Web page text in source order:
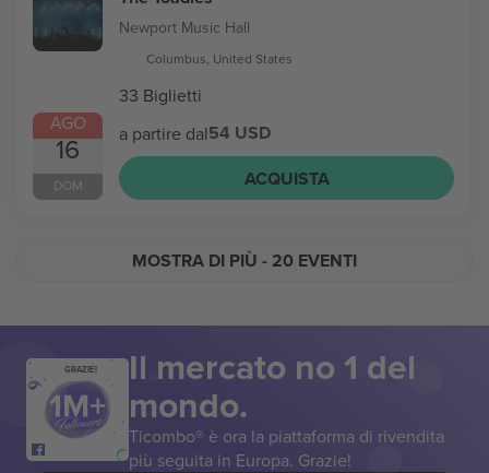
AGO
16
DOM
Newport Music Hall
Columbus, United States
33 Biglietti
a partire dal54 USD
ACQUISTA
MOSTRA DI PIÙ - 20 EVENTI
GRAZIE! Il mercato no 1 del
mondo.
Ticombo® è ora la piattaforma di rivendita
più seguita in Europa. Grazie!